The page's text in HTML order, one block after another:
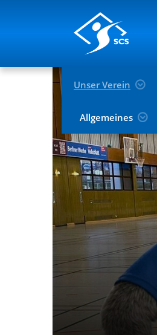
Unser Verein
Allgemeines